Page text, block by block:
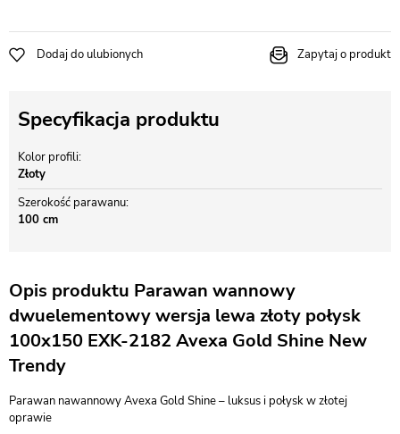
Dodaj do ulubionych Zapytaj o produkt
Specyfikacja produktu
Kolor profili
Złoty
Szerokość parawanu
100 cm
Opis produktu Parawan wannowy
dwuelementowy wersja lewa złoty połysk
100x150 EXK-2182 Avexa Gold Shine New
Trendy
Parawan nawannowy Avexa Gold Shine – luksus i połysk w złotej
oprawie